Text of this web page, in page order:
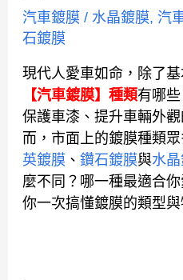
汽車鍍膜/ 水晶鍍膜, 汽
石鍍膜
現代人愛車如命，除了
【汽車鍍膜】種類有哪些
保護車漆、提升車輛外
而，市面上的鍍膜種類
英鍍膜、 鑽石鍍膜與水
麼不同？哪一種最適合
你一次搞懂鍍膜的類型與